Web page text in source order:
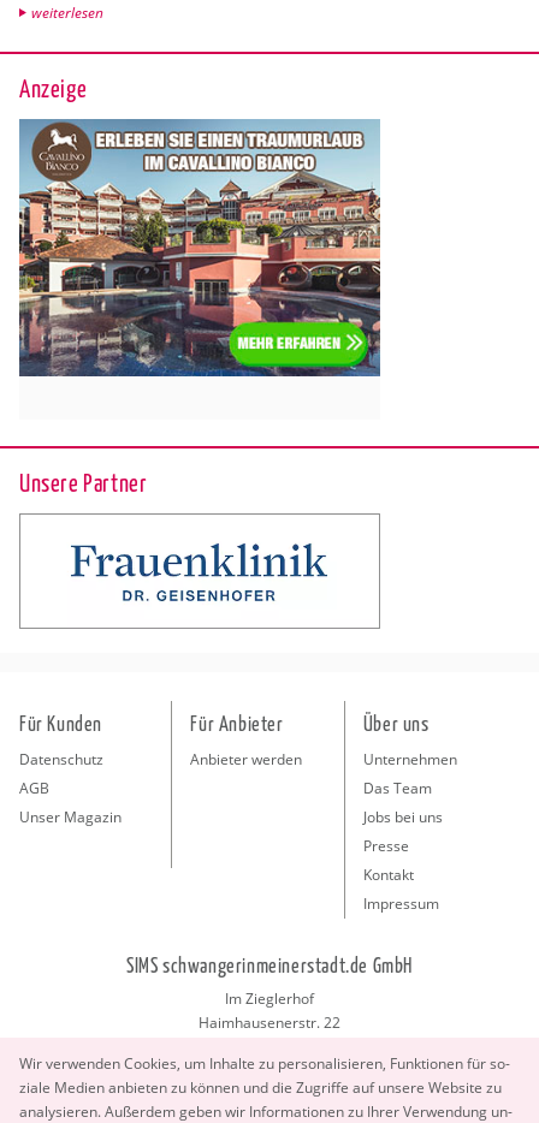
wei­ter­le­sen
Anzeige
Unsere Partner
Wir ver­wen­den Coo­kies, um In­hal­te zu per­so­na­li­sie­ren, Funk­tio­nen für so­
zia­le Me­di­en an­bie­ten zu kön­nen und die Zu­grif­fe auf un­se­re Web­site zu
ana­ly­sie­ren. Au­ßer­dem geben wir In­for­ma­tio­nen zu Ihrer Ver­wen­dung un­
Für Kunden
Datenschutz
AGB
Unser Magazin
Für Anbieter
Anbieter werden
Über uns
Unternehmen
Das Team
Jobs bei uns
Presse
Kontakt
Impressum
SIMS schwangerinmeinerstadt.de GmbH
Im Zieglerhof
Haimhausenerstr. 22
info@schwangerinmeinerstadt.de